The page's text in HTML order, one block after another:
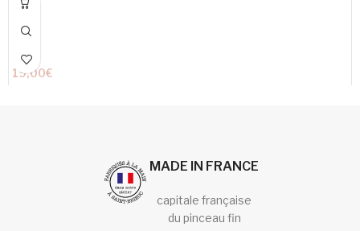
19,00€
MADE IN FRANCE
capitale française
du pinceau fin